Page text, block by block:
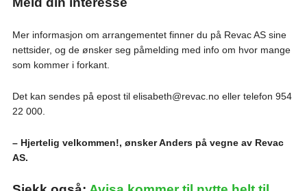
Mer informasjon om arrangementet finner du på Revac AS sine
nettsider, og de ønsker seg påmelding med info om hvor mange
som kommer i forkant.
Det kan sendes på epost til elisabeth@revac.no eller telefon 954
22 000.
– Hjertelig velkommen!, ønsker Anders på vegne av Revac
AS.